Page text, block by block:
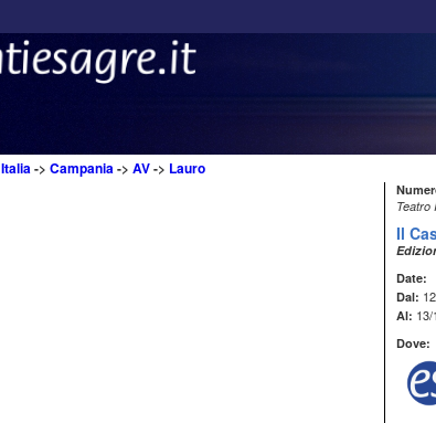
Italia-> Campania-> AV-> Lauro
Teatro
Il
Date:
Dal:
Al:
Dove: